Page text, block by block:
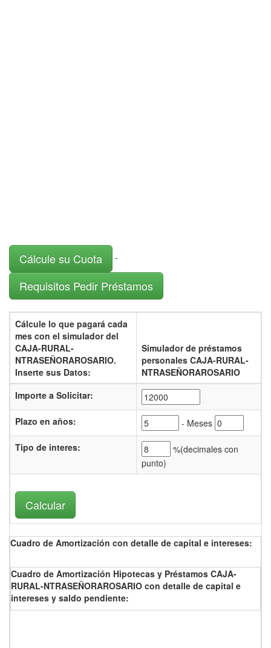
Cálcule su Cuota -
Requisitos Pedir Préstamos
Cálcule lo que pagará cada
mes con el simulador del
CAJA-RURAL-
NTRASEÑORAROSARIO.
Inserte sus Datos:
Simulador de préstamos
personales CAJA-RURAL-
NTRASEÑORAROSARIO
Importe a Solicitar:
Plazo en años:
- Meses
Tipo de interes: %(decimales con
punto)
Cuadro de Amortización con detalle de capital e intereses:
Cuadro de Amortización Hipotecas y Préstamos CAJA-
RURAL-NTRASEÑORAROSARIO con detalle de capital e
intereses y saldo pendiente: